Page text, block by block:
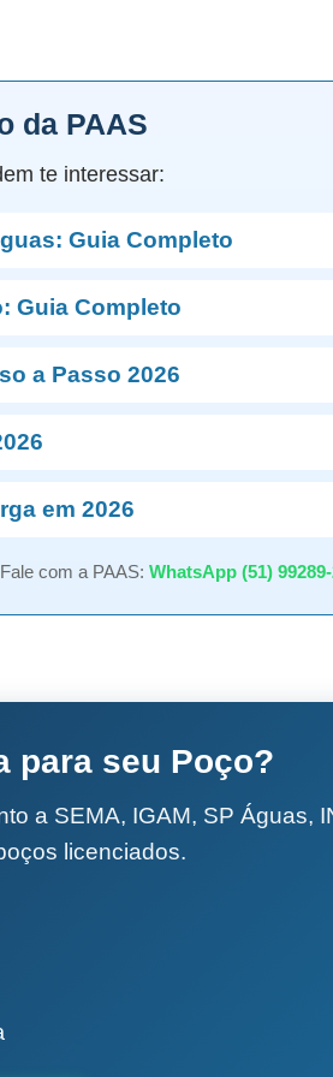
da PAAS
te interessar:
Guia Completo
Guia Completo
a Passo 2026
em 2026
Fale com a PAAS: WhatsApp (51)
para seu Poço?
a SEMA, IGAM, SP Águas,
licenciados.